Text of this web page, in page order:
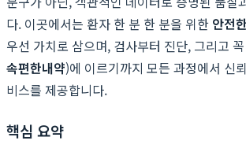
다. 이곳에서는 환자 한 분 한 분을 위한 안전
우선 가치로 삼으며, 검사부터 진단, 그리고
속편한내약)에 이르기까지 모든 과정에서 신
비스를 제공합니다.
핵심 요약